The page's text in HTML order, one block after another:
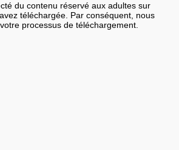
du contenu réservé aux adultes sur
téléchargée. Par conséquent, nous
processus de téléchargement.